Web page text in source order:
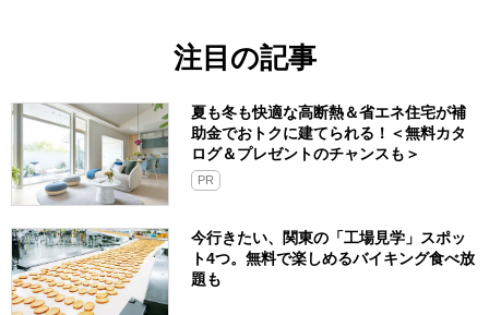
注目の記事
夏も冬も快適な高断熱＆省エネ住宅が補
助金でおトクに建てられる！＜無料カタ
ログ＆プレゼントのチャンスも＞
PR
今行きたい、関東の「工場見学」スポッ
ト4つ。無料で楽しめるバイキング食べ放
題も